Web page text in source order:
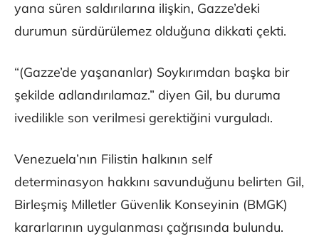
yana süren saldırılarına ilişkin, Gazze’deki
durumun sürdürülemez olduğuna dikkati çekti.
“(Gazze’de yaşananlar) Soykırımdan başka bir
şekilde adlandırılamaz.” diyen Gil, bu duruma
ivedilikle son verilmesi gerektiğini vurguladı.
Venezuela’nın Filistin halkının self
determinasyon hakkını savunduğunu belirten Gil,
Birleşmiş Milletler Güvenlik Konseyinin (BMGK)
kararlarının uygulanması çağrısında bulundu.